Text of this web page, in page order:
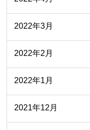
2022年3月
2022年2月
2022年1月
2021年12月